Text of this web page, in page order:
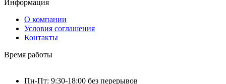
Информация
О компании
Условия соглашения
Контакты
Время работы
Пн-Пт: 9:30-18:00 без перерывов